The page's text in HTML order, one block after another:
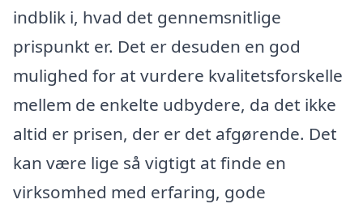
indblik i, hvad det gennemsnitlige
prispunkt er. Det er desuden en god
mulighed for at vurdere kvalitetsforskelle
mellem de enkelte udbydere, da det ikke
altid er prisen, der er det afgørende. Det
kan være lige så vigtigt at finde en
virksomhed med erfaring, gode